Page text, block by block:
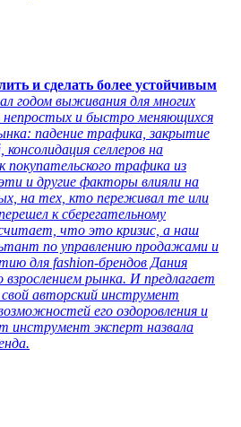
и сделать более устойчивым
годом выживания для многих
непростых и быстро меняющихся
падение трафика, закрытие
селлеров на
покупательского трафика из
и другие факторы влияли на
на тех, кто переживал те или
к сберегательному
что это кризис, а наш
по управлению продажами и
для fashion-брендов Дания
рынка. И предлагает
авторский инструмент
его оздоровления и
инструмент эксперт назвала